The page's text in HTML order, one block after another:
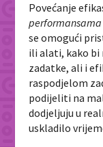
Povećanje
se omogući
ili alati, kako bi
zadatke, ali i
raspodjelom
podijeliti na
dodjeljuju u
uskladilo